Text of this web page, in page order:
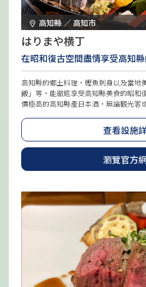
高知縣 ／ 高知市
はりまや横丁
在昭和復古空間盡情享受高知
高知縣的鄉土料理・鰹魚刺身以及當地
飯」等，能徹底享受高知縣美食的昭和
價極高的高知縣產日本酒，無論觀光客
查看設施
瀏覽官方